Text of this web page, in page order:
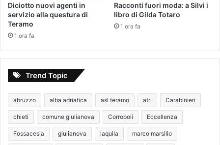
Diciotto nuovi agenti in
servizio alla questura di
Teramo
1 ora fa
Racconti fuori moda: a Silvi i
libro di Gilda Totaro
1 ora fa
Trend Topic
abruzzo alba adriatica asl teramo atri Carabinieri
chieti comune giulianova Corropoli Eccellenza
Fossacesia giulianova laquila marco marsilio